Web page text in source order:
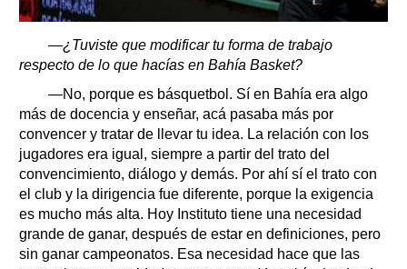
—¿Tuviste que modificar tu forma de trabajo
respecto de lo que hacías en Bahía Basket?
—No, porque es básquetbol. Sí en Bahía era algo
más de docencia y enseñar, acá pasaba más por
convencer y tratar de llevar tu idea. La relación con los
jugadores era igual, siempre a partir del trato del
convencimiento, diálogo y demás. Por ahí sí el trato con
el club y la dirigencia fue diferente, porque la exigencia
es mucho más alta. Hoy Instituto tiene una necesidad
grande de ganar, después de estar en definiciones, pero
sin ganar campeonatos. Esa necesidad hace que las